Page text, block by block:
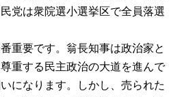
党は衆院選小選挙区で全員落選
重要です。翁長知事は政治家と
重する民主政治の大道を進んで
になります。しかし、売られた